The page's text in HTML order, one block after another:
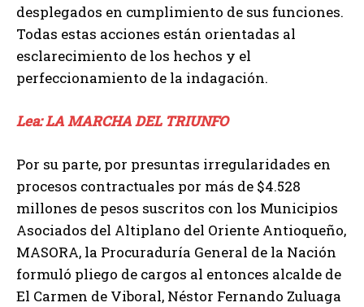
desplegados en cumplimiento de sus funciones.
Todas estas acciones están orientadas al
esclarecimiento de los hechos y el
perfeccionamiento de la indagación.
Lea: LA MARCHA DEL TRIUNFO
Por su parte, por presuntas irregularidades en
procesos contractuales por más de $4.528
millones de pesos suscritos con los Municipios
Asociados del Altiplano del Oriente Antioqueño,
MASORA, la Procuraduría General de la Nación
formuló pliego de cargos al entonces alcalde de
El Carmen de Viboral, Néstor Fernando Zuluaga